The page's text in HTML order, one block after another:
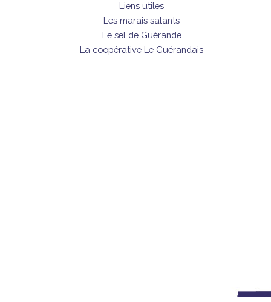
Liens utiles
Les marais salants
Le sel de Guérande
La coopérative Le Guérandais